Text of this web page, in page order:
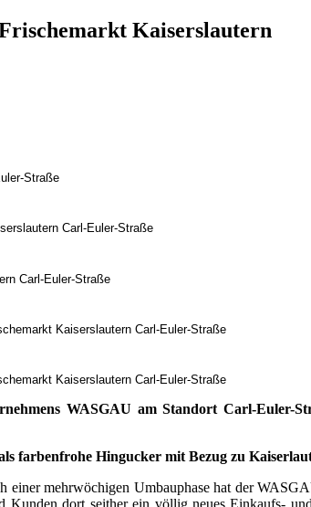
Kaiserslautern
Straße
Carl-Euler-Straße
Carl-Euler-Straße
Kaiserslautern Carl-Euler-Straße
Kaiserslautern Carl-Euler-Straße
WASGAU am Standort Carl-
farbenfrohe Hingucker mit Bezug zu
einer mehrwöchigen Umbauphase hat der